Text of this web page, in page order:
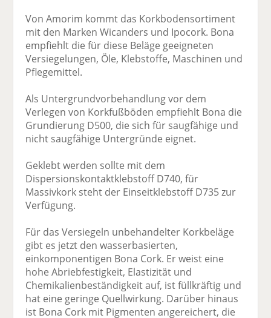
Von Amorim kommt das Korkbodensortiment
mit den Marken Wicanders und Ipocork. Bona
empfiehlt die für diese Beläge geeigneten
Versiegelungen, Öle, Klebstoffe, Maschinen und
Pflegemittel.
Als Untergrundvorbehandlung vor dem
Verlegen von Korkfußböden empfiehlt Bona die
Grundierung D500, die sich für saugfähige und
nicht saugfähige Untergründe eignet.
Geklebt werden sollte mit dem
Dispersionskontaktklebstoff D740, für
Massivkork steht der Einseitklebstoff D735 zur
Verfügung.
Für das Versiegeln unbehandelter Korkbeläge
gibt es jetzt den wasserbasierten,
einkomponentigen Bona Cork. Er weist eine
hohe Abriebfestigkeit, Elastizität und
Chemikalienbeständigkeit auf, ist füllkräftig und
hat eine geringe Quellwirkung. Darüber hinaus
ist Bona Cork mit Pigmenten angereichert, die